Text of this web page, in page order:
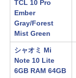
TCL 10 Pro
Ember
Gray/Forest
Mist Green
シャオミ Mi
Note 10 Lite
6GB RAM 64GB